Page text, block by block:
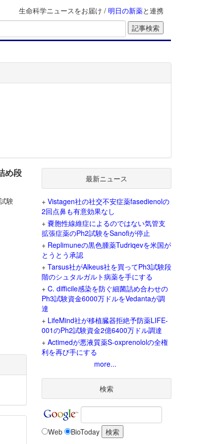
生命科学ニュースをお届け / 明日の新薬と連携
め段
験
最新ニュース
+ Vistagen社の社交不安症薬fasedienolの
2回点鼻も有意効果なし
+ 嚢胞性線維症によるのではない気管支
拡張症薬のPh2試験をSanofiが停止
+ Replimuneの黒色腫薬Tudriqevを米国が
とうとう承認
+ Tarsus社がAlkeus社を買ってPh3試験段
階のシュタルガルト病薬を手にする
+ C. difficile感染を防ぐ細菌詰め合わせの
Ph3試験資金6000万ドルをVedantaが調
達
+ LifeMind社が移植臓器拒絶予防薬LIFE-
001のPh2試験資金2億6400万ドル調達
+ Actimedが悪液質薬S-oxprenololの全権
利を再び手にする
more...
検索
Web BioToday